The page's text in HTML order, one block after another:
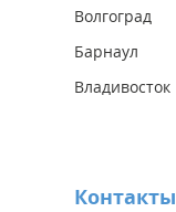
Волгоград
Барнаул
Владивосток
Контакты